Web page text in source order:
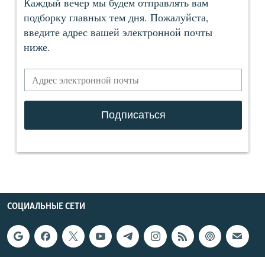
СОЦИАЛЬНЫЕ СЕТИ